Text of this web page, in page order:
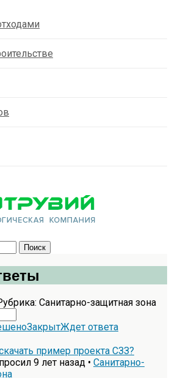
Санитарно-защитная зона
ЗакрытЖдет ответа
пример проекта СЗЗ?
9 лет назад • Санитарно-